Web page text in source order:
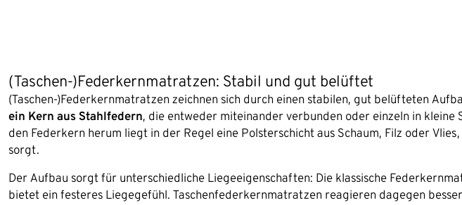
(Taschen-)Federkernmatratzen: Stabil und gut belüftet
(Taschen-)Federkernmatratzen zeichnen sich durch einen stabilen, gut belüfteten
ein Kern aus Stahlfedern, die entweder miteinander verbunden oder einzeln in kleine
den Federkern herum liegt in der Regel eine Polsterschicht aus Schaum, Filz oder
sorgt.
Der Aufbau sorgt für unterschiedliche Liegeeigenschaften: Die klassische
bietet ein festeres Liegegefühl. Taschenfederkernmatratzen reagieren dagegen